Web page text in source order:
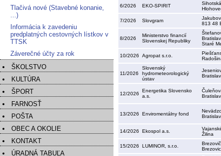
Tlačivá nové (Stavebné konanie,
...)
Informácia k zavedeniu
predplatných cestovných lístkov v
TTSK
Záverečné účty za rok
ŠKOLSTVO
KULTÚRA
ŠPORT
FARNOSŤ
POŠTA
OBEC A OKOLIE
KONTAKT
ÚRADNÁ TABUĽA
6/2026 EKO-SPIRIT
7/2026 Slovgram
813 48
8/2026
Ministerstvo financií
Slovenskej Republiky
Staré
10/2026 Agropat s.r.o.
11/2026
Slovenský
hydrometeorologický
ústav
12/2026
Energetika Slovensko
a.s.
13/2026 Enviromentálny fond
14/2026 Ekospol a.s.
Žilina
15/2026 LUMINOR, s.r.o.